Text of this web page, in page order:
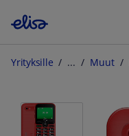
Yrityksille Muut